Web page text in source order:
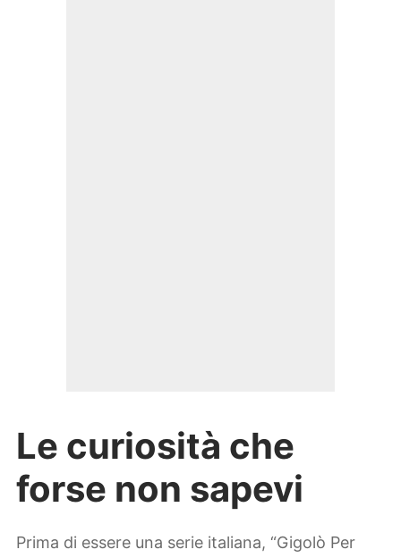
Le curiosità che
forse non sapevi
Prima di essere una serie italiana, “Gigolò Per